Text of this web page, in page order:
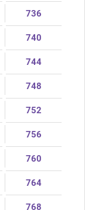
736
740
744
748
752
756
760
764
768